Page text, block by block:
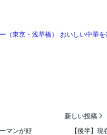
（東京・浅草橋） おいしい中華を
マンが好
新しい投稿
【後半】